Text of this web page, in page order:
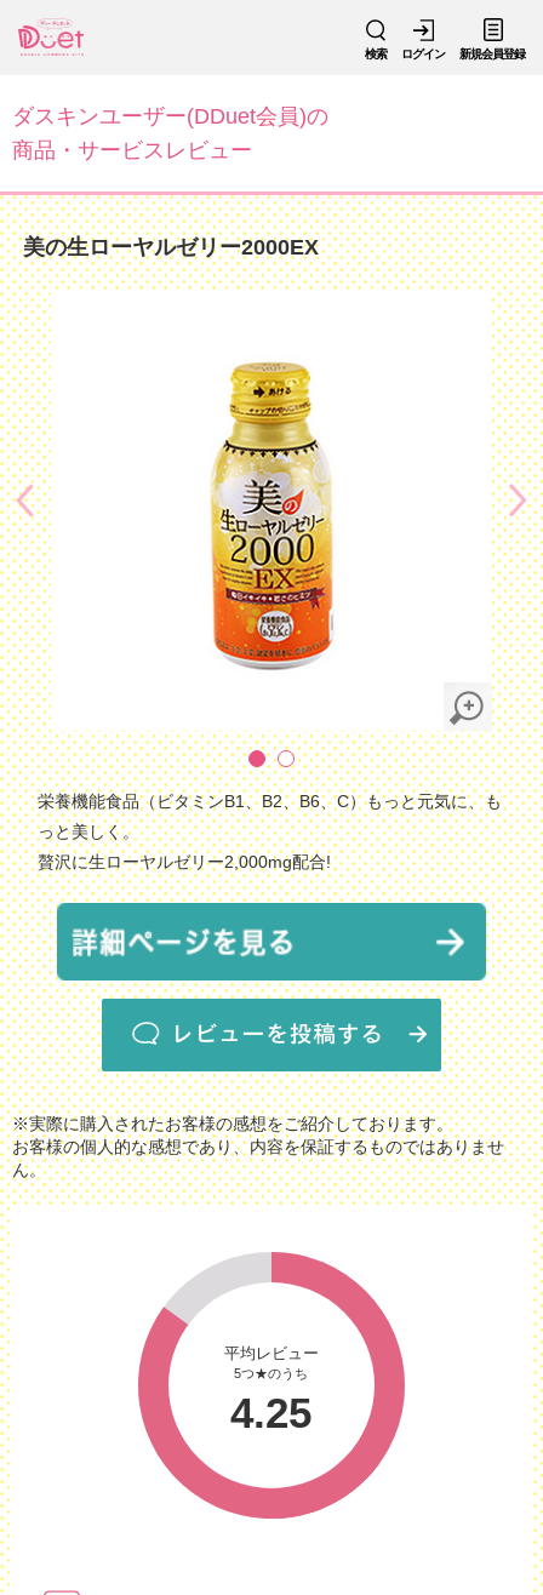
検索 ログイン 新規会員登録
ダスキンユーザー(DDuet会員)の
商品・サービスレビュー
美の生ローヤルゼリー2000EX
栄養機能食品（ビタミンB1、B2、B6、C）もっと元気に、も
っと美しく。
贅沢に生ローヤルゼリー2,000mg配合!
※実際に購入されたお客様の感想をご紹介しております。
お客様の個人的な感想であり、内容を保証するものではありませ
ん。
平均レビュー
5つ★のうち
4.25